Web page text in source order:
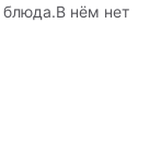
блюда.В нём нет